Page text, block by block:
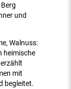
und
Walnuss:
heimische
mit
begleitet.